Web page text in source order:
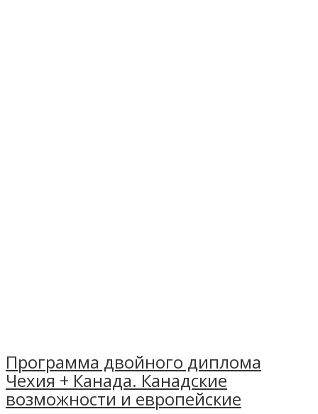
Программа двойного диплома
Чехия + Канада. Канадские
возможности и европейские